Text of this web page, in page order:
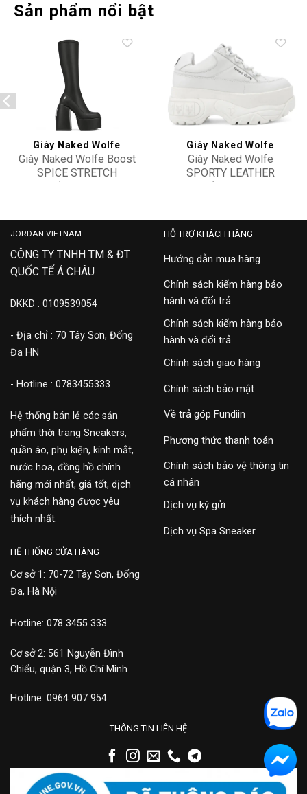
Sản phẩm nổi bật
Giày Naked Wolfe
Giày Naked Wolfe Boost
SPICE STRETCH
‘BLACK’
Giày Naked Wolfe
Giày Naked Wolfe
SPORTY LEATHER
‘WHITE’
JORDAN VIETNAM
CÔNG TY TNHH TM & ĐT
QUỐC TẾ Á CHÂU
DKKD : 0109539054
- Địa chỉ : 70 Tây Sơn, Đống
Đa HN
- Hotline : 0783455333
Hệ thống bán lẻ các sản
phẩm thời trang Sneakers,
quần áo, phụ kiện, kính mắt,
nước hoa, đồng hồ chính
hãng mới nhất, giá tốt, dịch
vụ khách hàng được yêu
thích nhất.
HỖ TRỢ KHÁCH HÀNG
Hướng dẫn mua hàng
Chính sách kiểm hàng bảo
hành và đổi trả
Chính sách kiểm hàng bảo
hành và đổi trả
Chính sách giao hàng
Chính sách bảo mật
Về trả góp Fundiin
Phương thức thanh toán
Chính sách bảo vệ thông tin
cá nhân
Dịch vụ ký gửi
Dịch vụ Spa Sneaker
HỆ THỐNG CỬA HÀNG
Cơ sở 1: 70-72 Tây Sơn, Đống
Đa, Hà Nội
Hotline: 078 3455 333
Cơ sở 2: 561 Nguyễn Đình
Chiểu, quận 3, Hồ Chí Minh
Hotline: 0964 907 954
THÔNG TIN LIÊN HỆ